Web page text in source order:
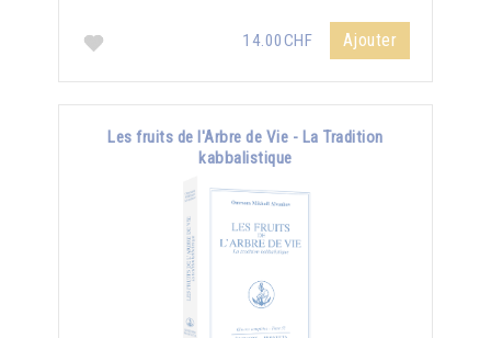
14.00CHF Ajouter
Les fruits de l'Arbre de Vie - La Tradition
kabbalistique